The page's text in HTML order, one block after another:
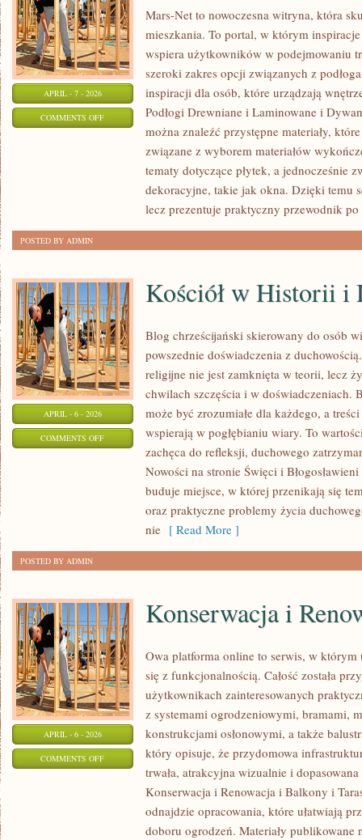
APRIL - 7 - 2026
COMMENTS OFFON
CERAMICZNE
Mars-Net to nowoczesna witryna, która
mieszkania. To portal, w którym
wspiera użytkowników w podejmowaniu
szeroki zakres opcji związanych z
inspiracji dla osób, które urządzają
Podłogi Drewniane i Laminowane i
można znaleźć przystępne materiały,
związane z wyborem materiałów
tematy dotyczące płytek, a jednocześnie
dekoracyjne, takie jak okna. Dzięki temu
lecz prezentuje praktyczny przewodnik po
POSTED BY ADMIN
APRIL - 6 - 2026
COMMENTS OFFON
Kościół w Historii i
Blog chrześcijański skierowany do osób
powszednie doświadczenia z
religijne nie jest zamknięta w teorii, lecz
chwilach szczęścia i w doświadczeniach.
może być zrozumiałe dla każdego, a
wspierają w pogłębianiu wiary. To
zachęca do refleksji, duchowego
Nowości na stronie Święci i
buduje miejsce, w której przenikają się
oraz praktyczne problemy życia
nie [ Read More ]
POSTED BY ADMIN
APRIL - 6 - 2026
COMMENTS OFFON
KONSERWACJA
RENOWACJA
Konserwacja i
Owa platforma online to serwis, w
się z funkcjonalnością. Całość została
użytkownikach zainteresowanych
z systemami ogrodzeniowymi, bramami,
konstrukcjami osłonowymi, a także
który opisuje, że przydomowa
trwała, atrakcyjna wizualnie i
Konserwacja i Renowacja i Balkony i
odnajdzie opracowania, które ułatwiają
doboru ogrodzeń. Materiały publikowane